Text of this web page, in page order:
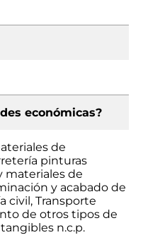
económicas?
de
pinturas
materiales de
y acabado de
civil, Transporte
de otros tipos de
n.c.p.